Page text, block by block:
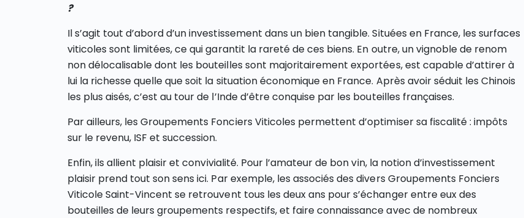
?
Il s’agit tout d’abord d’un investissement dans un bien tangible. Situées en France, les surfaces
viticoles sont limitées, ce qui garantit la rareté de ces biens. En outre, un vignoble de renom
non délocalisable dont les bouteilles sont majoritairement exportées, est capable d’attirer à
lui la richesse quelle que soit la situation économique en France. Après avoir séduit les Chinois
les plus aisés, c’est au tour de l’Inde d’être conquise par les bouteilles françaises.
Par ailleurs, les Groupements Fonciers Viticoles permettent d’optimiser sa fiscalité : impôts
sur le revenu, ISF et succession.
Enfin, ils allient plaisir et convivialité. Pour l’amateur de bon vin, la notion d’investissement
plaisir prend tout son sens ici. Par exemple, les associés des divers Groupements Fonciers
Viticole Saint-Vincent se retrouvent tous les deux ans pour s’échanger entre eux des
bouteilles de leurs groupements respectifs, et faire connaissance avec de nombreux